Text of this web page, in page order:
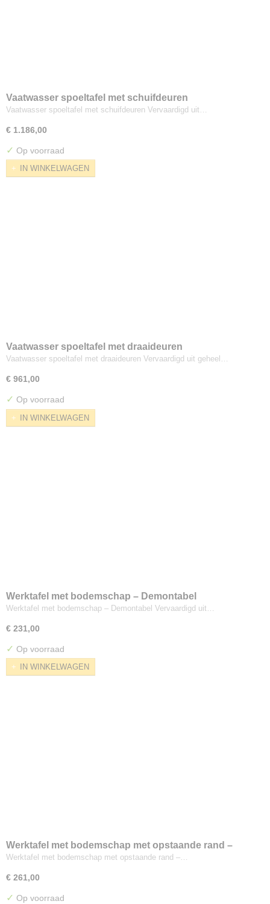
Vaatwasser spoeltafel met schuifdeuren
Vaatwasser spoeltafel met schuifdeuren Vervaardigd uit…
€ 1.186,00
✓ Op voorraad
IN WINKELWAGEN
Vaatwasser spoeltafel met draaideuren
Vaatwasser spoeltafel met draaideuren Vervaardigd uit geheel…
€ 961,00
✓ Op voorraad
IN WINKELWAGEN
Werktafel met bodemschap – Demontabel
Werktafel met bodemschap – Demontabel Vervaardigd uit…
€ 231,00
✓ Op voorraad
IN WINKELWAGEN
Werktafel met bodemschap met opstaande rand –
Demontabel
Werktafel met bodemschap met opstaande rand –…
€ 261,00
✓ Op voorraad